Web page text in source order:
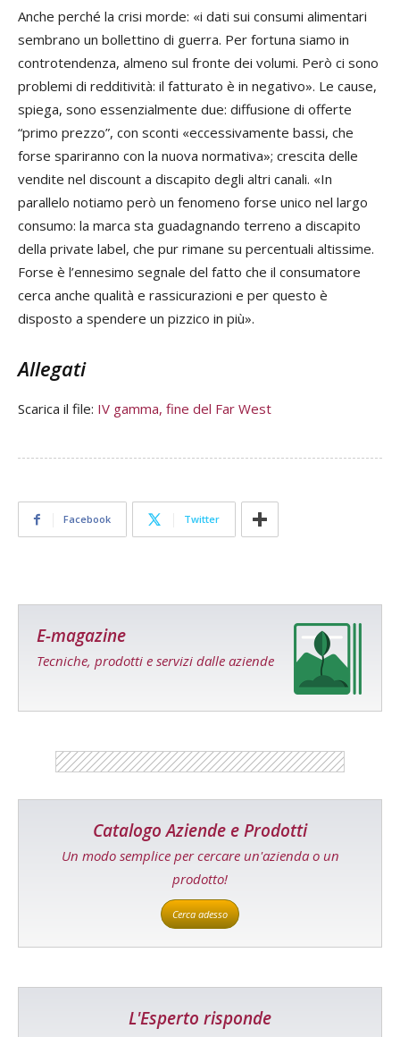
Anche perché la crisi morde: «i dati sui consumi alimentari
sembrano un bollettino di guerra. Per fortuna siamo in
controtendenza, almeno sul fronte dei volumi. Però ci sono
problemi di redditività: il fatturato è in negativo». Le cause,
spiega, sono essenzialmente due: diffusione di offerte
“primo prezzo”, con sconti «eccessivamente bassi, che
forse spariranno con la nuova normativa»; crescita delle
vendite nel discount a discapito degli altri canali. «In
parallelo notiamo però un fenomeno forse unico nel largo
consumo: la marca sta guadagnando terreno a discapito
della private label, che pur rimane su percentuali altissime.
Forse è l’ennesimo segnale del fatto che il consumatore
cerca anche qualità e rassicurazioni e per questo è
disposto a spendere un pizzico in più».
Allegati
Scarica il file: IV gamma, fine del Far West
Facebook Twitter
E-magazine
Tecniche, prodotti e servizi dalle aziende
Catalogo Aziende e Prodotti
Un modo semplice per cercare un'azienda o un
prodotto!
Cerca adesso
L'Esperto risponde